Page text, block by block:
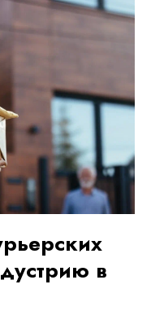
в